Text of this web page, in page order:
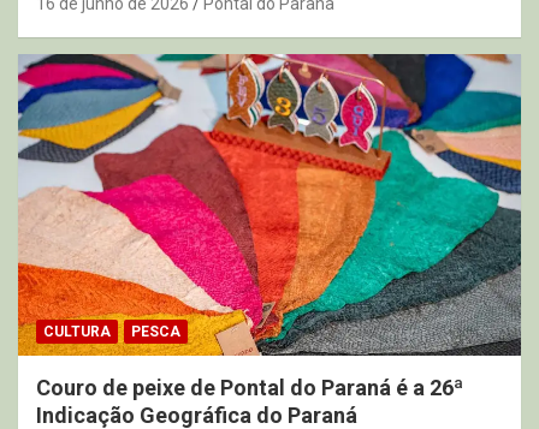
CULTURA PESCA
Couro de peixe de Pontal do Paraná é a 26ª
Indicação Geográfica do Paraná